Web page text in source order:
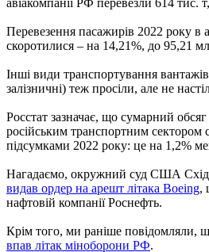
Перевезення пасажирів 2022 року в
скоротилися – на 14,21%, до 95,21
Інші види транспортування
залізничні) теж просіли, але не
Росстат зазначає, що сумарний
російським транспортним сектором
підсумками 2022 року: це на 1,2%
Нагадаємо, окружний суд США
видав ордер на арешт літака Boeing,
нафтовій компанії Роснефть.
Крім того, ми раніше повідомляли,
впав літак міноборони РФ.